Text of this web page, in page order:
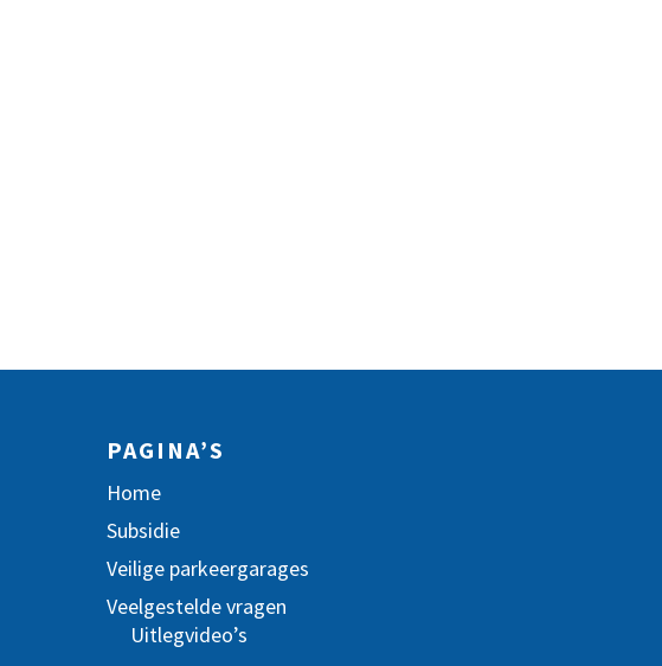
PAGINA’S
Home
Subsidie
Veilige parkeergarages
Veelgestelde vragen
Uitlegvideo’s